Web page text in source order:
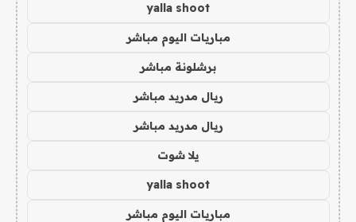
yalla shoot
مباريات اليوم مباشر
برشلونة مباشر
ريال مدريد مباشر
ريال مدريد مباشر
يلا شوت
yalla shoot
مباريات اليوم مباشر